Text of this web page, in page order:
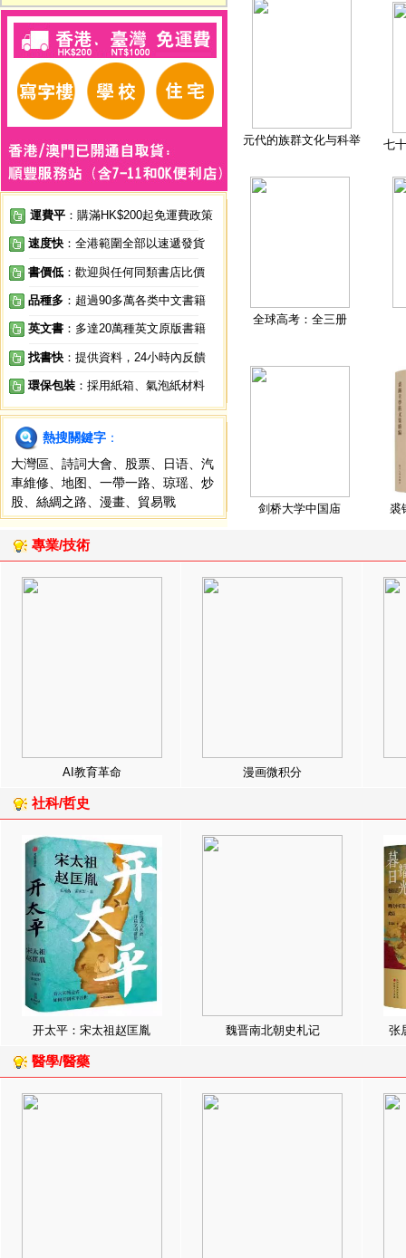
運費平 ：購滿HK$200起免運費政策
速度快 ：全港範圍全部以速遞發貨
書價低 ：歡迎與任何同類書店比價
品種多 ：超過90多萬各类中文書籍
英文書 ：多達20萬種英文原版書籍
找書快 ：提供資料，24小時內反饋
環保包裝 ：採用紙箱、氣泡紙材料
熱搜關鍵字 ：
大灣區
詩詞大會 股票 日语
汽
車維修
地图 一帶一路 琼瑶
炒
股
絲綢之路 漫畫 貿易戰
元代的族群文化与科举 七
全球高考：全三册
剑桥大学中国庙 裘
專業/技術
AI教育革命 漫画微积分
社科/哲史
开太平：宋太祖赵匡胤 魏晋南北朝史札记 张
醫學/醫藥